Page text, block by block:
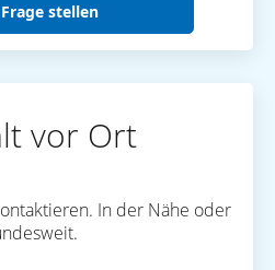
stellen
vor Ort
In der Nähe oder